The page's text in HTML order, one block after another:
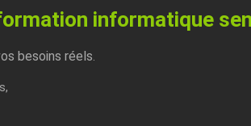
informatique
besoins réels.